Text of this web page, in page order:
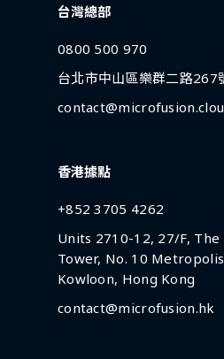
台灣總部
0800 500 970
台北市中山區樂群二路267
香港據點
+852 3705 4262
Units 2710-12, 27/F,
Tower, No. 10
Kowloon, Hong Kong
contact@microfusion.hk